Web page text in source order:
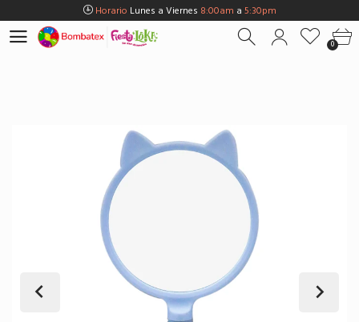
Horario Lunes a Viernes 8:00am a 5:30pm
HorarioSábados
5:00pm
HorarioDomingos y Fest.9:00ama
0